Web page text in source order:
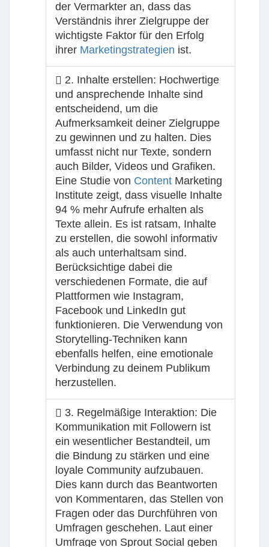
der Vermarkter an, dass das
Verständnis ihrer Zielgruppe der
wichtigste Faktor für den Erfolg
ihrer Marketingstrategien ist.
2. Inhalte erstellen: Hochwertige
und ansprechende Inhalte sind
entscheidend, um die
Aufmerksamkeit deiner Zielgruppe
zu gewinnen und zu halten. Dies
umfasst nicht nur Texte, sondern
auch Bilder, Videos und Grafiken.
Eine Studie von Content Marketing
Institute zeigt, dass visuelle Inhalte
94 % mehr Aufrufe erhalten als
Texte allein. Es ist ratsam, Inhalte
zu erstellen, die sowohl informativ
als auch unterhaltsam sind.
Berücksichtige dabei die
verschiedenen Formate, die auf
Plattformen wie Instagram,
Facebook und LinkedIn gut
funktionieren. Die Verwendung von
Storytelling-Techniken kann
ebenfalls helfen, eine emotionale
Verbindung zu deinem Publikum
herzustellen.
3. Regelmäßige Interaktion: Die
Kommunikation mit Followern ist
ein wesentlicher Bestandteil, um
die Bindung zu stärken und eine
loyale Community aufzubauen.
Dies kann durch das Beantworten
von Kommentaren, das Stellen von
Fragen oder das Durchführen von
Umfragen geschehen. Laut einer
Umfrage von Sprout Social geben